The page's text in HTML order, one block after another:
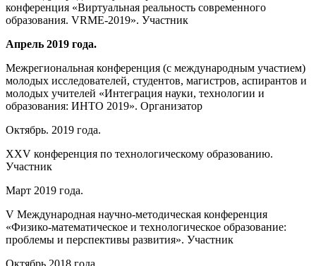
конференция «Виртуальная реальность современного
образования. VRME-2019». Участник
Апрель 2019 года.
Межрегиональная конференция (с международным участием)
молодых исследователей, студентов, магистров, аспирантов и
молодых учителей «Интеграция науки, технологии и
образования: ИНТО 2019». Организатор
Октябрь. 2019 года.
XXV конференция по технологическому образованию.
Участник
Март 2019 года.
V Международная научно-методическая конференция
«Физико-математическое и технологическое образование:
проблемы и перспективы развития». Участник